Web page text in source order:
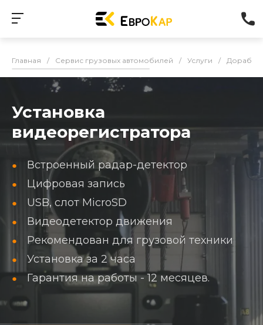
Главная / Сервис грузовых автомобилей / Услуги /
Установка
видеорегистратора
Встроенный радар-детектор
Цифровая запись
USB, слот MicroSD
Видеодетектор движения
Рекомендован для грузовой техники
Установка за 2 часа
Гарантия на работы - 12 месяцев.